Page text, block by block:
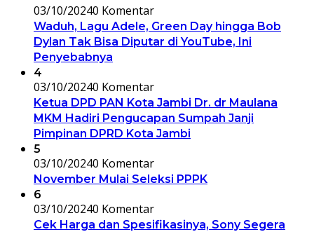
03/10/20240 Komentar
Waduh, Lagu Adele, Green Day hingga Bob
Dylan Tak Bisa Diputar di YouTube, Ini
Penyebabnya
4
03/10/20240 Komentar
Ketua DPD PAN Kota Jambi Dr. dr Maulana
MKM Hadiri Pengucapan Sumpah Janji
Pimpinan DPRD Kota Jambi
5
03/10/20240 Komentar
November Mulai Seleksi PPPK
6
03/10/20240 Komentar
Cek Harga dan Spesifikasinya, Sony Segera